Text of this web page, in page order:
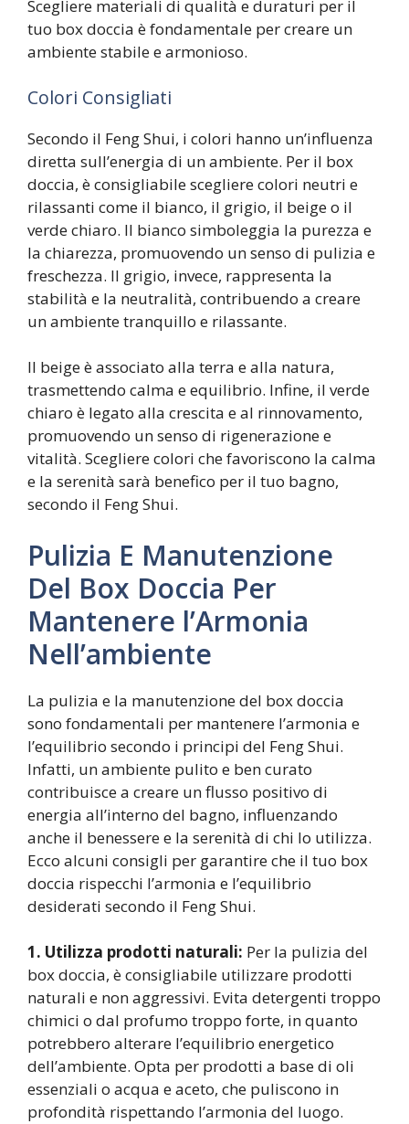
Scegliere materiali di qualità e duraturi per il
tuo box doccia è fondamentale per creare un
ambiente stabile e armonioso.
Colori Consigliati
Secondo il Feng Shui, i colori hanno un’influenza
diretta sull’energia di un ambiente. Per il box
doccia, è consigliabile scegliere colori neutri e
rilassanti come il bianco, il grigio, il beige o il
verde chiaro. Il bianco simboleggia la purezza e
la chiarezza, promuovendo un senso di pulizia e
freschezza. Il grigio, invece, rappresenta la
stabilità e la neutralità, contribuendo a creare
un ambiente tranquillo e rilassante.
Il beige è associato alla terra e alla natura,
trasmettendo calma e equilibrio. Infine, il verde
chiaro è legato alla crescita e al rinnovamento,
promuovendo un senso di rigenerazione e
vitalità. Scegliere colori che favoriscono la calma
e la serenità sarà benefico per il tuo bagno,
secondo il Feng Shui.
Pulizia E Manutenzione
Del Box Doccia Per
Mantenere l’Armonia
Nell’ambiente
La pulizia e la manutenzione del box doccia
sono fondamentali per mantenere l’armonia e
l’equilibrio secondo i principi del Feng Shui.
Infatti, un ambiente pulito e ben curato
contribuisce a creare un flusso positivo di
energia all’interno del bagno, influenzando
anche il benessere e la serenità di chi lo utilizza.
Ecco alcuni consigli per garantire che il tuo box
doccia rispecchi l’armonia e l’equilibrio
desiderati secondo il Feng Shui.
1. Utilizza prodotti naturali: Per la pulizia del
box doccia, è consigliabile utilizzare prodotti
naturali e non aggressivi. Evita detergenti troppo
chimici o dal profumo troppo forte, in quanto
potrebbero alterare l’equilibrio energetico
dell’ambiente. Opta per prodotti a base di oli
essenziali o acqua e aceto, che puliscono in
profondità rispettando l’armonia del luogo.